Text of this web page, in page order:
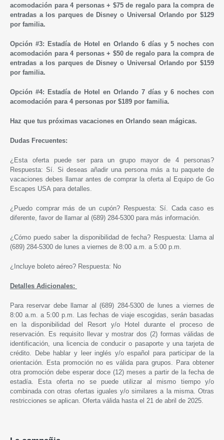
acomodación para 4 personas + $75de regalo para la compra de
entradas a los parques de Disney o Universal Orlando por $129
por familia.
Opción #3: Estadía de Hotel en Orlando 6 días y 5 noches con
acomodación para 4 personas + $50de regalo para la compra de
entradas a los parques de Disney o Universal Orlando por $159
por familia.
Opción #4: Estadía de Hotel en Orlando 7 días y 6 noches con
acomodación para 4 personas por $189 por familia.
Haz que tus próximas vacaciones en Orlando sean mágicas.
Dudas Frecuentes:
¿Esta oferta puede ser para un grupo mayor de 4 personas?
Respuesta: Sí. Si deseas añadir una persona más a tu paquete de
vacaciones debes llamar antes de comprar la oferta al Equipo de Go
Escapes USA para detalles.
¿Puedo comprar más de un cupón? Respuesta: Sí. Cada caso es
diferente, favor de llamar al (689) 284-5300 para más información.
¿Cómo puedo saber la disponibilidad de fecha? Respuesta: Llama al
(689) 284-5300 de lunes a viernes de 8:00 a.m. a 5:00 p.m.
¿Incluye boleto aéreo? Respuesta: No
Detalles Adicionales:
Para reservar debe llamar al (689) 284-5300de lunes a viernes de
8:00 a.m. a 5:00 p.m. Las fechas de viaje escogidas, serán basadas
en la disponibilidad del Resort y/o Hotel durante el proceso de
reservación. Es requisito llevar y mostrar dos (2) formas válidas de
identificación, una licencia de conducir o pasaporte y una tarjeta de
crédito. Debe hablar y leer inglés y/o español para participar de la
orientación. Esta promoción no es válida para grupos. Para obtener
otra promoción debe esperar doce (12) meses a partir de la fecha de
estadía. Esta oferta no se puede utilizar al mismo tiempo y/o
combinada con otras ofertas iguales y/o similares a la misma. Otras
restricciones se aplican. Oferta válida hasta el 21 de abril de 2025.